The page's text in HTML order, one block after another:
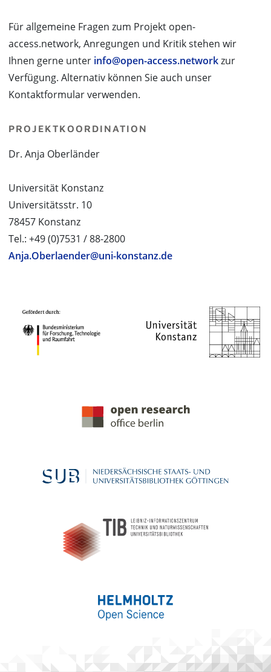
Für allgemeine Fragen zum Projekt open-
access.network, Anregungen und Kritik stehen wir
Ihnen gerne unter info@open-access.networkzur
Verfügung. Alternativ können Sie auch unser
Kontaktformular verwenden.
PROJEKTKOORDINATION
Dr. Anja Oberländer
Universität Konstanz
Universitätsstr. 10
78457 Konstanz
Tel.: +49 (0)7531 / 88-2800
Anja.Oberlaender@uni-konstanz.de